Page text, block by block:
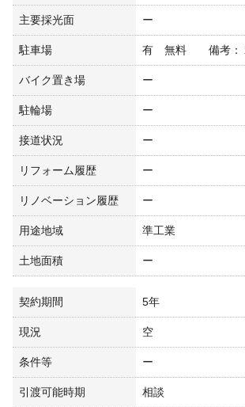
主要採光面 ー
駐車場 有 無料 備考：１
バイク置き場 ー
駐輪場 ー
接道状況 ー
リフォーム履歴 ー
リノベーション履歴 ー
用途地域 準工業
土地面積 ー
契約期間 5年
現況 空
条件等 ー
引渡可能時期 相談